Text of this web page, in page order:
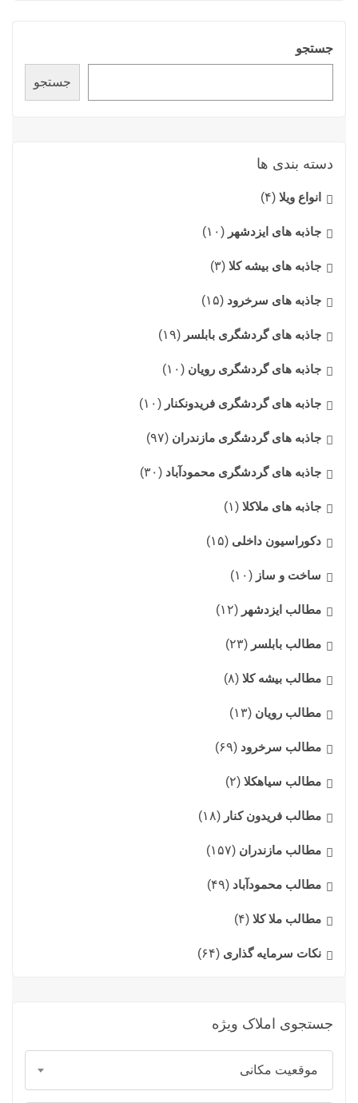
جستجو
جستجو
دسته بندی ها
انواع ویلا (۴)
جاذبه های ایزدشهر (۱۰)
جاذبه های بیشه کلا (۳)
جاذبه های سرخرود (۱۵)
جاذبه های گردشگری بابلسر (۱۹)
جاذبه های گردشگری رویان (۱۰)
جاذبه های گردشگری فریدونکنار (۱۰)
جاذبه های گردشگری مازندران (۹۷)
جاذبه های گردشگری محمودآباد (۳۰)
جاذبه های ملاکلا (۱)
دکوراسیون داخلی (۱۵)
ساخت و ساز (۱۰)
مطالب ایزدشهر (۱۲)
مطالب بابلسر (۲۳)
مطالب بیشه کلا (۸)
مطالب رویان (۱۳)
مطالب سرخرود (۶۹)
مطالب سیاهکلا (۲)
مطالب فریدون کنار (۱۸)
مطالب مازندران (۱۵۷)
مطالب محمودآباد (۴۹)
مطالب ملا کلا (۴)
نکات سرمایه گذاری (۶۴)
جستجوی املاک ویژه
موقعیت مکانی